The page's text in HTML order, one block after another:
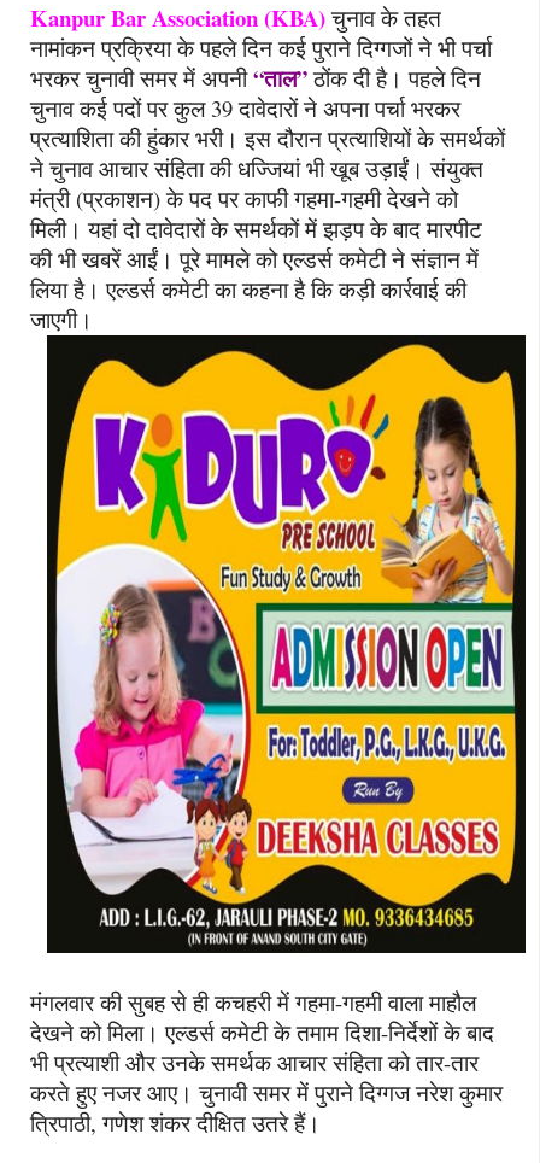
Kanpur Bar Association (KBA)चुनाव के तहत
नामांकन प्रक्रिया के पहले दिन कई पुराने दिग्गजों ने भी पर्चा
भरकर चुनावी समर में अपनी“ताल”ठोंक दी है। पहले दिन
चुनाव कई पदों पर कुल 39 दावेदारों ने अपना पर्चा भरकर
प्रत्याशिता की हुंकार भरी। इस दौरान प्रत्याशियों के समर्थकों
ने चुनाव आचार संहिता की धज्जियां भी खूब उड़ाईं। संयुक्त
मंत्री (प्रकाशन) के पद पर काफी गहमा-गहमी देखने को
मिली। यहां दो दावेदारों के समर्थकों में झड़प के बाद मारपीट
की भी खबरें आईं। पूरे मामले को एल्डर्स कमेटी ने संज्ञान में
लिया है। एल्डर्स कमेटी का कहना है कि कड़ी कार्रवाई की
जाएगी।
मंगलवार की सुबह से ही कचहरी में गहमा-गहमी वाला माहौल
देखने को मिला। एल्डर्स कमेटी के तमाम दिशा-निर्देशों के बाद
भी प्रत्याशी और उनके समर्थक आचार संहिता को तार-तार
करते हुए नजर आए। चुनावी समर में पुराने दिग्गज नरेश कुमार
त्रिपाठी, गणेश शंकर दीक्षित उतरे हैं।